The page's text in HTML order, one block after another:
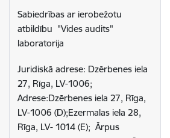
Sabiedrības ar ierobežotu
atbildību  "Vides audits"
laboratorija
Juridiskā adrese: Dzērbenes iela
27, Rīga, LV-1006;
Adrese:Dzērbenes iela 27, Rīga,
LV-1006 (D);Ezermalas iela 28,
Rīga, LV- 1014 (E);  Ārpus